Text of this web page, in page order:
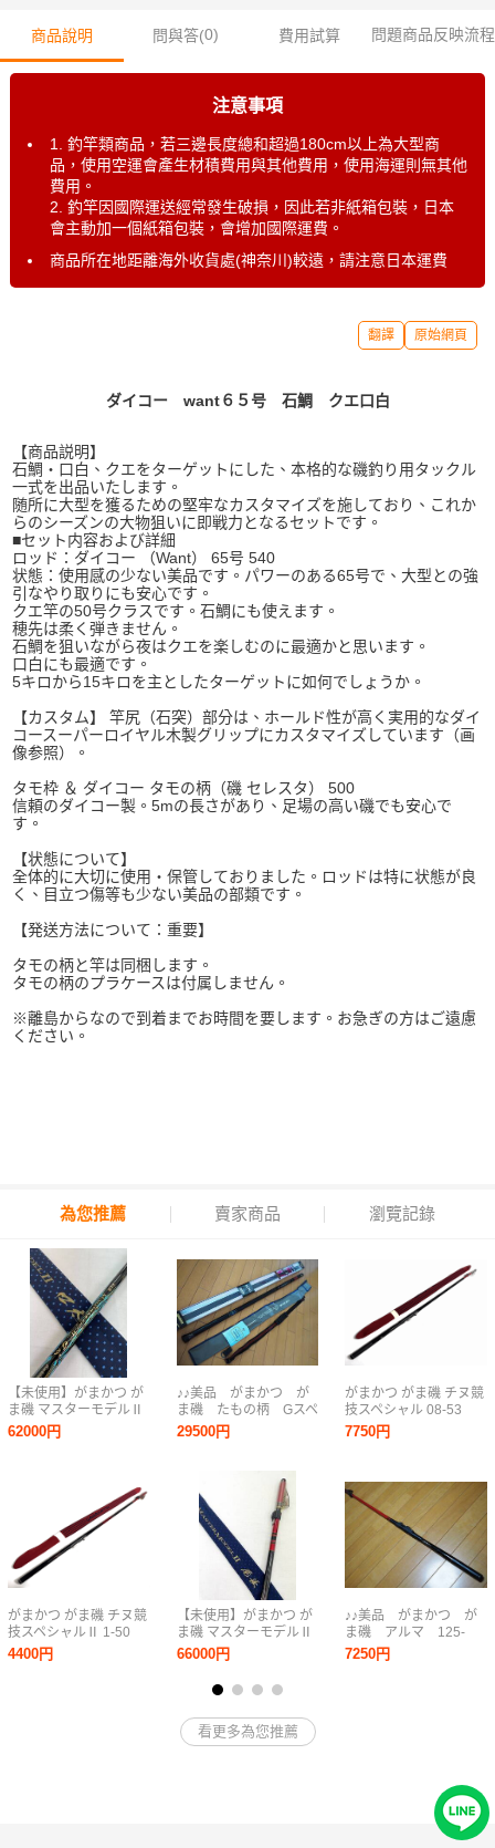
商品說明 問與答(0) 費用試算 問題商品反映流程
注意事項
1. 釣竿類商品，若三邊長度總和超過180cm以上為大型商
品，使用空運會產生材積費用與其他費用，使用海運則無其他
費用。
2. 釣竿因國際運送經常發生破損，因此若非紙箱包裝，日本
會主動加一個紙箱包裝，會增加國際運費。
商品所在地距離海外收貨處(神奈川)較遠，請注意日本運費
翻譯 原始網頁
ダイコー want６５号 石鯛 クエ口白
【商品説明】
石鯛・口白、クエをターゲットにした、本格的な磯釣り用タックル
一式を出品いたします。
随所に大型を獲るための堅牢なカスタマイズを施しており、これか
らのシーズンの大物狙いに即戦力となるセットです。
■セット内容および詳細
ロッド：ダイコー （Want） 65号 540
状態：使用感の少ない美品です。パワーのある65号で、大型との強
引なやり取りにも安心です。
クエ竿の50号クラスです。石鯛にも使えます。
穂先は柔く弾きません。
石鯛を狙いながら夜はクエを楽しむのに最適かと思います。
口白にも最適です。
5キロから15キロを主としたターゲットに如何でしょうか。
【カスタム】 竿尻（石突）部分は、ホールド性が高く実用的なダイ
コースーパーロイヤル木製グリップにカスタマイズしています（画
像参照）。
タモ枠 ＆ ダイコー タモの柄（磯 セレスタ） 500
信頼のダイコー製。5mの長さがあり、足場の高い磯でも安心で
す。
【状態について】
全体的に大切に使用・保管しておりました。ロッドは特に状態が良
く、目立つ傷等も少ない美品の部類です。
【発送方法について：重要】
タモの柄と竿は同梱します。
タモの柄のプラケースは付属しません。
※離島からなので到着までお時間を要します。お急ぎの方はご遠慮
ください。
為您推薦 賣家商品 瀏覽記錄
【未使用】がまかつ が
ま磯 マスターモデルⅡ
口太 M-53 No.22069 最
高峰モデル マスターモ
62000円
がまかつ がま磯 チヌ競
技スペシャルⅡ 1-50
GAMAKATSU チヌ競技
SPECIAL 2 磯竿
4400円
♪♪美品 がまかつ が
ま磯 たもの柄 Gスペ
シャル 630 日本製
29500円
【未使用】がまかつ が
ま磯 マスターモデルⅡ
尾長 H-50 No.22073 最
高峰モデル マスターモ
デル 磯竿 ケース付
0807-04
66000円
がまかつ がま磯 チヌ競
技スペシャル 08-53
GAMAKATSU チヌ競技
SPECIAL 磯竿 JAPAN
7750円
♪♪美品 がまかつ が
ま磯 アルマ 125-
50 日本製♪♪
7250円
看更多為您推薦